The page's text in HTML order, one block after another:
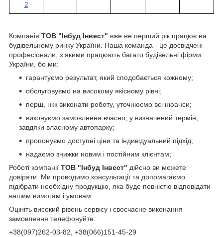
2
Компанія ТОВ "Інбуд Інвест" вже не перший рік працює на
будівельному ринку України. Наша команда - це досвідчені
професіонали, з якими працюють багато будівельні фірми
України, бо ми:
гарантуємо результат, який сподобається кожному;
обслуговуємо на високому якісному рівні;
перш, ніж виконати роботу, уточнюємо всі нюанси;
виконуємо замовлення вчасно, у визначений термін,
завдяки власному автопарку;
пропонуємо доступні ціни та індивідуальний підхід;
надаємо знижки новим і постійним клієнтам;
Роботі компанії ТОВ "Інбуд Інвест" дійсно ви можете
довіряти. Ми проводимо консультації та допомагаємо
підібрати необхідну продукцію, яка буде повністю відповідати
вашим вимогам і умовам.
Оцініть високий рівень сервісу і своєчасне виконання
замовлення телефонуйте:
+38(097)262-03-82, +38(066)151-45-29